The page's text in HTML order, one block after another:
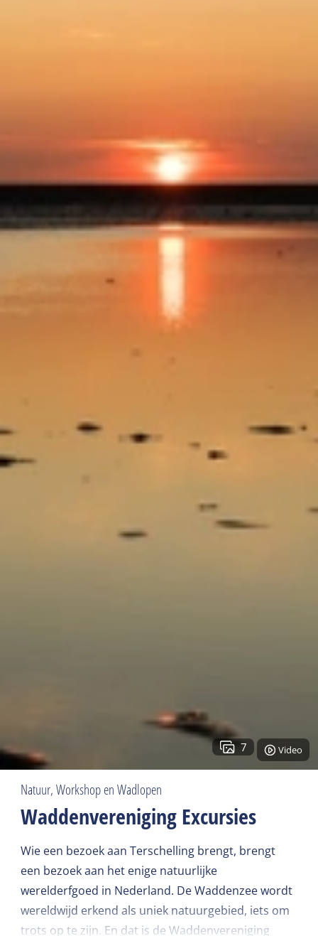
7 Video
Natuur, Workshop en Wadlopen
Waddenvereniging Excursies
Wie een bezoek aan Terschelling brengt, brengt
een bezoek aan het enige natuurlijke
werelderfgoed in Nederland. De Waddenzee wordt
wereldwijd erkend als uniek natuurgebied, iets om
trots op te zijn. En dat is de Waddenvereniging